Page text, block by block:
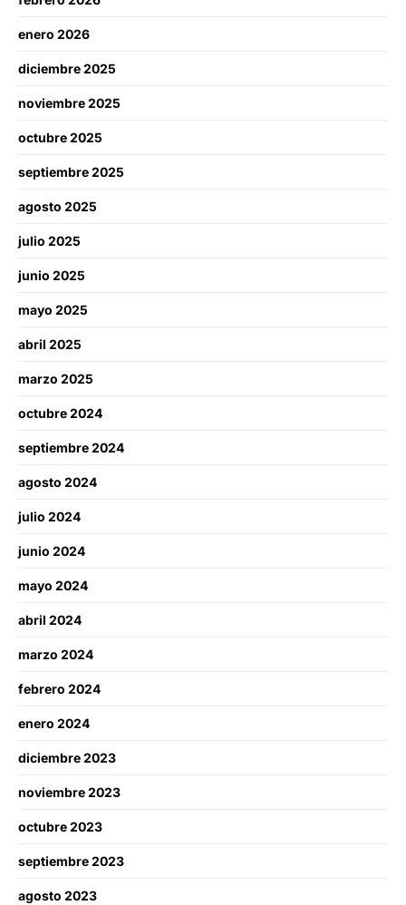
enero 2026
diciembre 2025
noviembre 2025
octubre 2025
septiembre 2025
agosto 2025
julio 2025
junio 2025
mayo 2025
abril 2025
marzo 2025
octubre 2024
septiembre 2024
agosto 2024
julio 2024
junio 2024
mayo 2024
abril 2024
marzo 2024
febrero 2024
enero 2024
diciembre 2023
noviembre 2023
octubre 2023
septiembre 2023
agosto 2023